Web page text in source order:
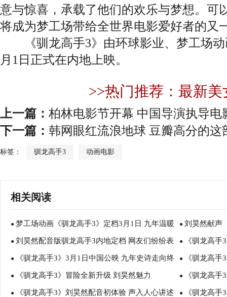
意与惊喜，承载了他们的欢乐与梦想。可
将成为梦工场带给全世界电影爱好者的又
《驯龙高手3》由环球影业、梦工场动
月1日正式在内地上映。
>>热门推荐：最新美
上一篇： 柏林电影节开幕 中国导演执导电
下一篇： 韩网眼红流浪地球 豆瓣高分的这
标签： 驯龙高手3 动画电影
相关阅读
● 梦工场动画《驯龙高手3》定档3月1日 九年温暖
陪伴终迎史诗结局
● 刘昊然献声
终章
● 刘昊然配音版驯龙高手3内地定档 网友们纷纷表
示很期待
● 《驯龙高
线演绎嗝嗝动
● 《驯龙高手3》3月1日中国公映 九年史诗走向终
点 “是时候”告别了
● 《驯龙高
不容错过
● 《驯龙高手3》冒险全新升级 刘昊然魅力
开“腔”点燃史诗终章
● 《驯龙高
齐齐
● 《驯龙高手3》刘昊然配音初体验 声入人心讲述 ● 《驯龙高